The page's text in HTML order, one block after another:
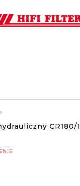
CR180/1